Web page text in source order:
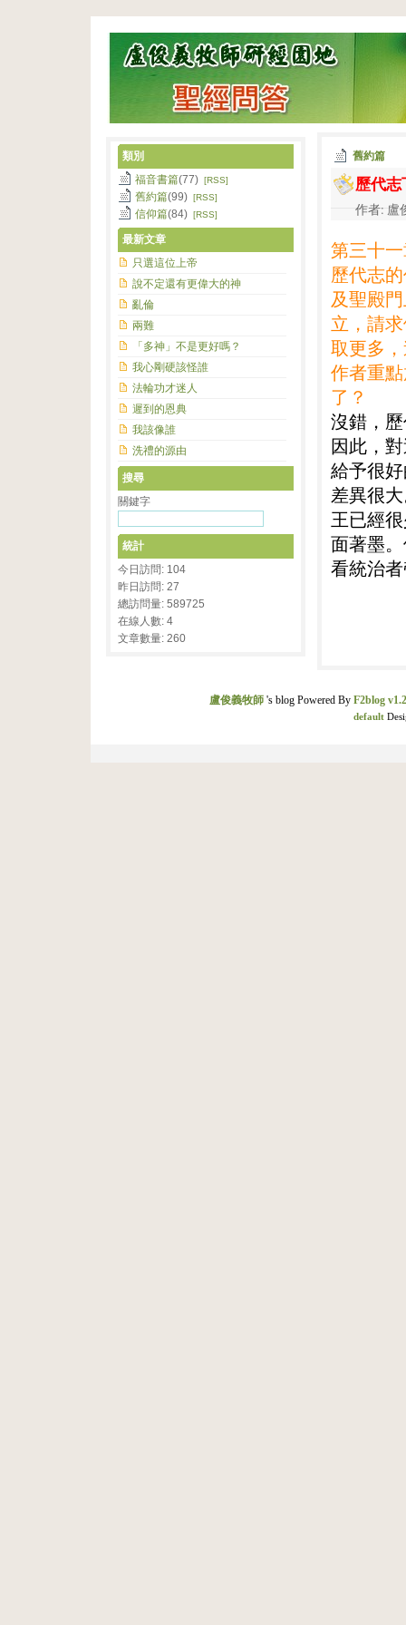
舊約篇
歷代
作者: 盧
第三十
歷代志
及聖殿
立，請
取更多
作者重
了？
沒錯，
因此，
給予很
差異很
王已經
面著墨
看統治
類別
福音書篇(77) [RSS]
舊約篇(99) [RSS]
信仰篇(84) [RSS]
最新文章
只選這位上帝
說不定還有更偉大的神
亂倫
兩難
「多神」不是更好嗎？
我心剛硬該怪誰
法輪功才迷人
遲到的恩典
我該像誰
洗禮的源由
搜尋
關鍵字
統計
今日訪問: 104
昨日訪問: 27
總訪問量: 589725
在線人數: 4
文章數量: 260
盧俊義牧師's blog Powered By F2blog
default